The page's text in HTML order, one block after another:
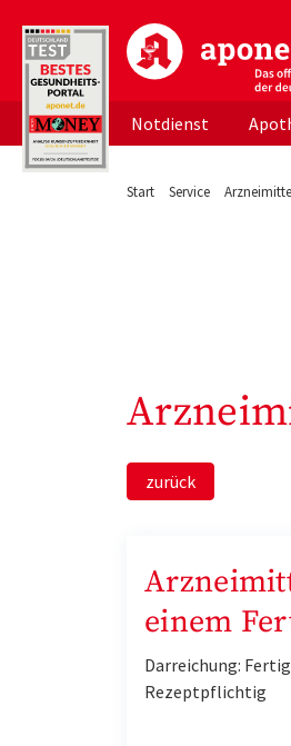
aponet.de - Das
Notdienst
Start Service
zurück
einem
Darreichung:
Rezeptpflichtig